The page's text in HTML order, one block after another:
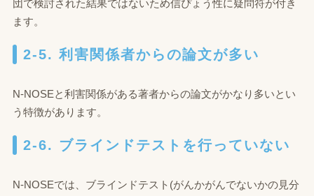
団で検討された結果ではないため信ぴょう性に疑問符が付き
ます。
2-5. 利害関係者からの論文が多い
N-NOSEと利害関係がある著者からの論文がかなり多いとい
う特徴があります。
2-6. ブラインドテストを行っていない
N-NOSEでは、ブラインドテスト(がんかがんでないかの見分